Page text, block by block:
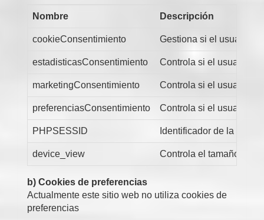
Nombre Descripción
cookieConsentimiento Gestiona si el usuario
estadisticasConsentimiento Controla si el usuario
marketingConsentimiento Controla si el usuario
preferenciasConsentimiento Controla si el usuario
PHPSESSID Identificador de la sesión
device_view Controla el tamaño del
b) Cookies de preferencias
Actualmente este sitio web no utiliza cookies de
preferencias